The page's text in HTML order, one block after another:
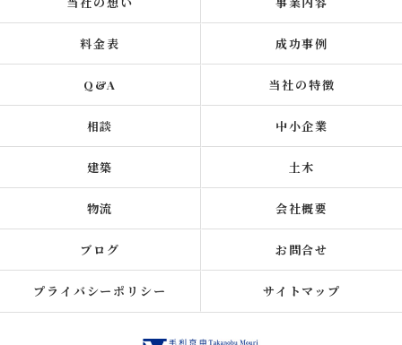
料金表 成功事例
Q&A 当社の特徴
相談 中小企業
建築 土木
物流 会社概要
ブログ お問合せ
プライバシーポリシー サイトマップ